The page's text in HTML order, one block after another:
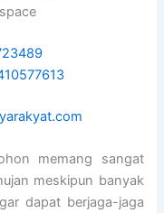
memang sangat
meskipun banyak
dapat berjaga-jaga